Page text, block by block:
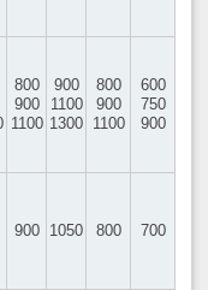
800
900
1100
900
1100
1300
800
900
1100
600
750
900
900 1050 800 700